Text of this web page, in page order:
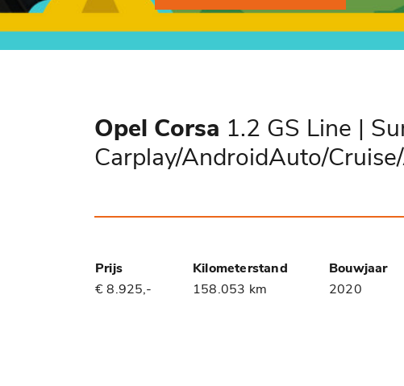
Opel Corsa 1.2 GS Line |
Carplay/AndroidAuto/
Prijs Kilometerstand Bouwjaar
€ 8.925,-
158.053 km 2020